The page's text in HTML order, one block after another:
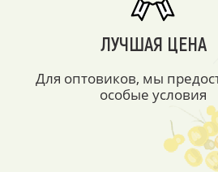
ЛУЧШАЯ ЦЕНА
Для оптовиков, мы
особые условия